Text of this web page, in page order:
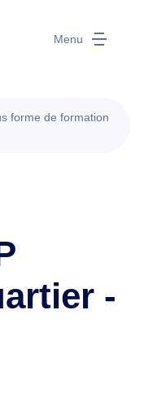
Menu
forme de formation
-